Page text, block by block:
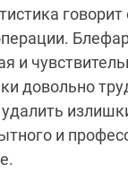
и
довольно
и